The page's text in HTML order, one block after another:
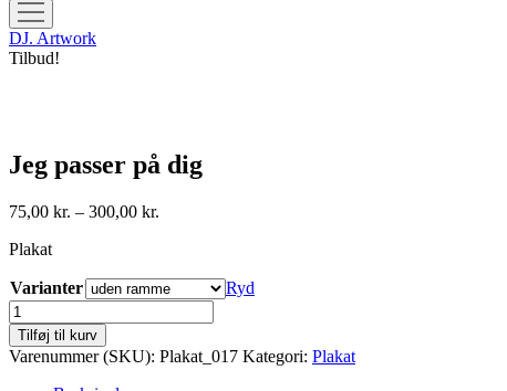
open
menu
DJ. Artwork
Tilbud!
Jeg passer på dig
75,00 kr. – 300,00 kr.
Plakat
Varianter
Ryd
Jeg
passer
på
dig
Tilføj til kurv
Varenummer (SKU): Plakat_017 Kategori: Plakat